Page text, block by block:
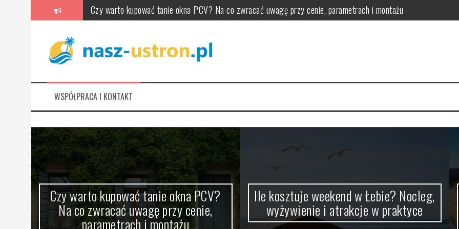
Czy warto kupować tanie okna PCV? Na co zwracać uwagę przy cenie, parametrach i montażu
Łeba: ile dni zaplanować na atrakcje, plaże i ruchome wydmy (Słowiński Park Narodowy)
Oklejanie reklamowe samochodów – jak wybrać folię, wykonawcę i rodzaj oklejenia
WSPÓŁPRACA I KONTAKT
Czy warto kupować tanie okna PCV?
Na co zwracać uwagę przy cenie,
parametrach i montażu
Ile kosztuje weekend w Łebie? Nocleg,
wyżywienie i atrakcje w praktyce